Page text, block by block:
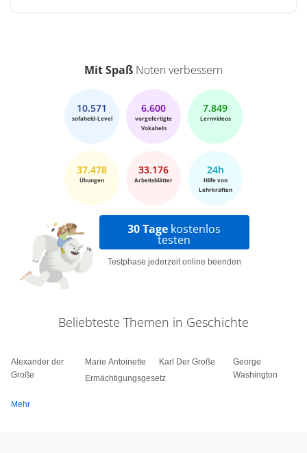
Mit Spaß Noten verbessern
10.571
sofaheld-Level
6.600
vorgefertigte
Vokabeln
7.849
Lernvideos
37.478
Übungen
33.176
Arbeitsblätter
24h
Hilfe von
Lehrkräften
30 Tage kostenlos
testen
Testphase jederzeit online beenden
Beliebteste Themen in Geschichte
Alexander der
Große
Marie Antoinette
Ermächtigungsgesetz
Karl Der Große
George
Washington
Mehr